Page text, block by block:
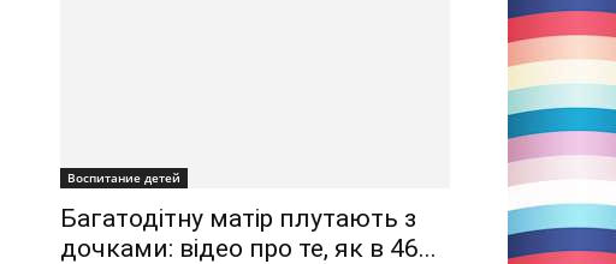
Воспитание детей
Багатодітну матір плутають з
дочками: відео про те, як в 46...